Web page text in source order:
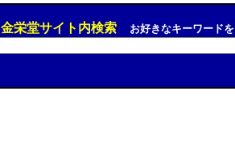
金栄堂サイト内検索 お好きなキーワード